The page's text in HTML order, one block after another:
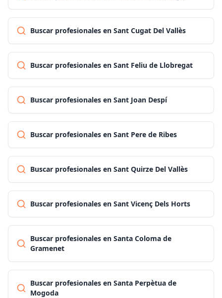
Buscar profesionales en Sant Cugat Del Vallès
Buscar profesionales en Sant Feliu de Llobregat
Buscar profesionales en Sant Joan Despí
Buscar profesionales en Sant Pere de Ribes
Buscar profesionales en Sant Quirze Del Vallès
Buscar profesionales en Sant Vicenç Dels Horts
Buscar profesionales en Santa Coloma de
Gramenet
Buscar profesionales en Santa Perpètua de
Mogoda